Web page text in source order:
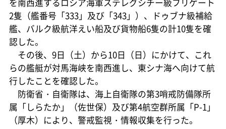
を南西進するロシア海軍ステレグシチー級フリゲート
2隻（艦番号「333」及び「343」）、ドゥブナ級補給
艦、バルク級航洋えい船及び貨物船6隻の計10隻を確
認した。
その後、9日（土）から10日（日）にかけて、これ
らの艦艇が対馬海峡を南西進し、東シナ海へ向けて航
行したことを確認した。
防衛省・自衛隊は、海上自衛隊の第3哨戒防備隊所
属「しらたか」（佐世保）及び第4航空群所属「P-1」
（厚木）により、警戒監視・情報収集を行った。